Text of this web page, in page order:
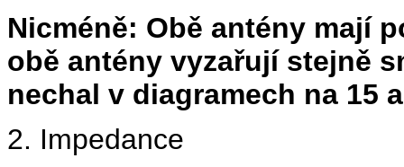
Nicméně: Obě antény mají
obě antény vyzařují stejně
nechal v diagramech na 15
2. Impedance